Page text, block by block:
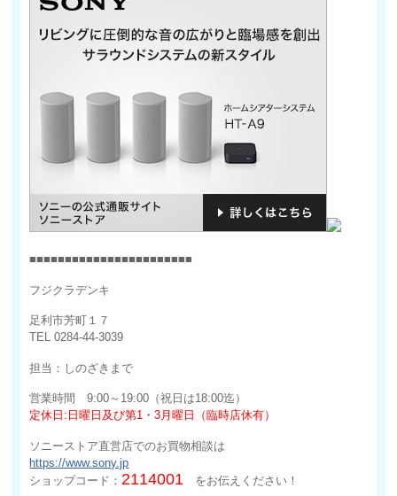
■■■■■■■■■■■■■■■■■■■■■■■
フジクラデンキ
足利市芳町１７
TEL 0284-44-3039
担当：しのざきまで
営業時間 9:00～19:00（祝日は18:00迄）
定休日:日曜日及び第1・3月曜日（臨時店休有）
ソニーストア直営店でのお買物相談は
https://www.sony.jp
ショップコード： 2114001 をお伝えください！